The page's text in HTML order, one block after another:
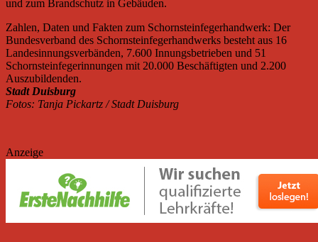
und zum Brandschutz in Gebäuden.
Zahlen, Daten und Fakten zum Schornsteinfegerhandwerk: Der
Bundesverband des Schornsteinfegerhandwerks besteht aus 16
Landesinnungsverbänden, 7.600 Innungsbetrieben und 51
Schornsteinfegerinnungen mit 20.000 Beschäftigten und 2.200
Auszubildenden.
Stadt Duisburg
Fotos: Tanja Pickartz / Stadt Duisburg
Anzeige